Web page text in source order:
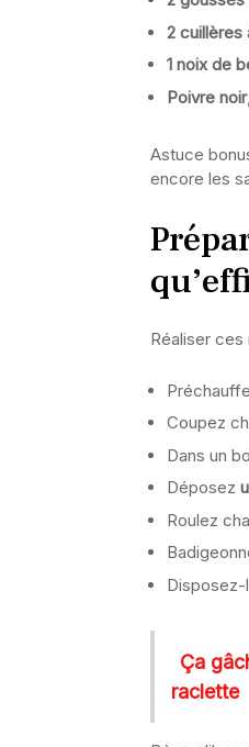
2 cuillères
1 noix de
Poivre noir
Astuce
encore les
Réaliser
Coupez
Dans un
Déposez
Roulez
Disposez-
Ça
raclette